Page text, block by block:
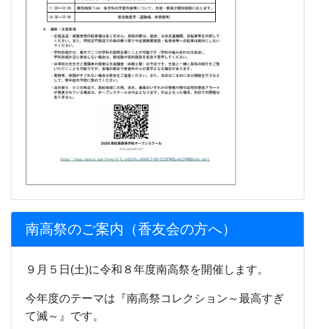
南高祭のご案内（香友会の方へ）
９月５日(土)に令和８年度南高祭を開催します。
今年度のテーマは『南高祭コレクション～最高すぎ
て滅～』です。